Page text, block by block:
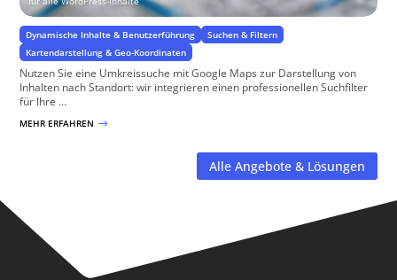
Dynamische Inhalte & Benutzerführung
Suchen & Filtern
Kartendarstellung & Geo-Koordinaten
Nutzen Sie eine Umkreissuche mit Google Maps zur Darstellung von
Inhalten nach Standort: wir integrieren einen professionellen Suchfilter
für Ihre ...
MEHR ERFAHREN $
Alle Angebote & Lösungen